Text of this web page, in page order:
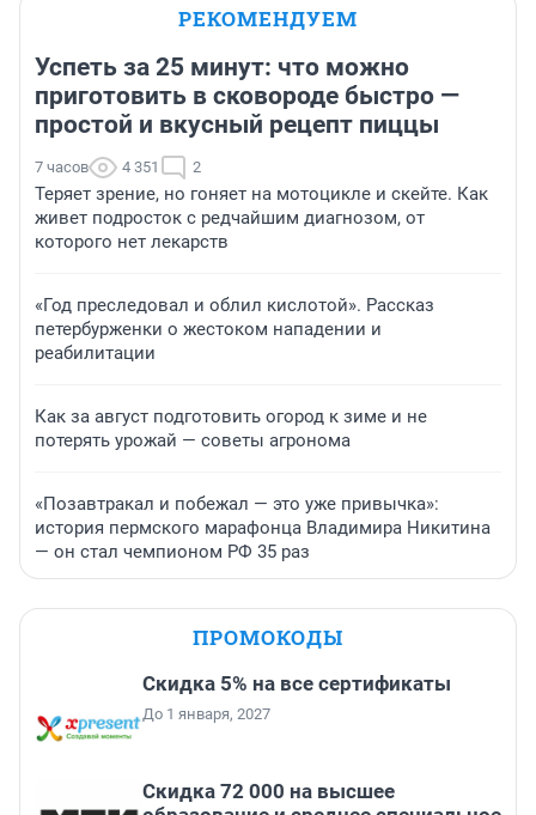
РЕКОМЕНДУЕМ
Успеть за 25 минут: что можно
приготовить в сковороде быстро —
простой и вкусный рецепт пиццы
7 часов 4 351 2
Теряет зрение, но гоняет на мотоцикле и скейте. Как
живет подросток с редчайшим диагнозом, от
которого нет лекарств
«Год преследовал и облил кислотой». Рассказ
петербурженки о жестоком нападении и
реабилитации
Как за август подготовить огород к зиме и не
потерять урожай — советы агронома
«Позавтракал и побежал — это уже привычка»:
история пермского марафонца Владимира Никитина
— он стал чемпионом РФ 35 раз
ПРОМОКОДЫ
Скидка 5% на все сертификаты
До 1 января, 2027
Скидка 72 000 на высшее